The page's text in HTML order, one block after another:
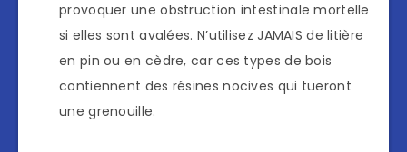
provoquer une obstruction intestinale mortelle
si elles sont avalées. N’utilisez JAMAIS de litière
en pin ou en cèdre, car ces types de bois
contiennent des résines nocives qui tueront
une grenouille.